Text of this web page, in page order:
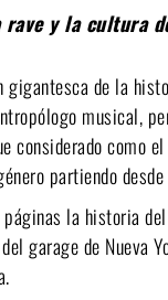
y la cultura
gigantesca de la
musical,
considerado como
partiendo
la historia
garage de Nueva